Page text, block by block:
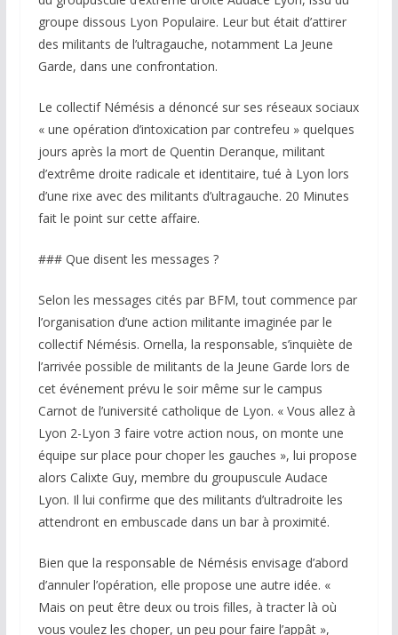
groupe dissous Lyon Populaire. Leur but était d’attirer
des militants de l’ultragauche, notamment La Jeune
Garde, dans une confrontation.
Le collectif Némésis a dénoncé sur ses réseaux sociaux
« une opération d’intoxication par contrefeu » quelques
jours après la mort de Quentin Deranque, militant
d’extrême droite radicale et identitaire, tué à Lyon lors
d’une rixe avec des militants d’ultragauche. 20 Minutes
fait le point sur cette affaire.
### Que disent les messages ?
Selon les messages cités par BFM, tout commence par
l’organisation d’une action militante imaginée par le
collectif Némésis. Ornella, la responsable, s’inquiète de
l’arrivée possible de militants de la Jeune Garde lors de
cet événement prévu le soir même sur le campus
Carnot de l’université catholique de Lyon. « Vous allez à
Lyon 2-Lyon 3 faire votre action nous, on monte une
équipe sur place pour choper les gauches », lui propose
alors Calixte Guy, membre du groupuscule Audace
Lyon. Il lui confirme que des militants d’ultradroite les
attendront en embuscade dans un bar à proximité.
Bien que la responsable de Némésis envisage d’abord
d’annuler l’opération, elle propose une autre idée. «
Mais on peut être deux ou trois filles, à tracter là où
vous voulez les choper, un peu pour faire l’appât »,